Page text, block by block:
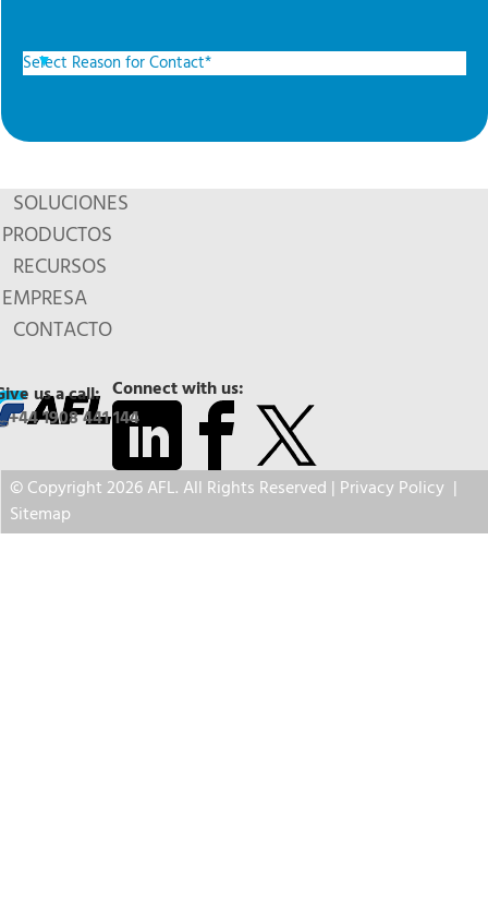
SOLUCIONES
PRODUCTOS
RECURSOS
EMPRESA
CONTACTO
Connect with us:
us a call:
+44 1908 441 144
© Copyright 2026 AFL. All Rights Reserved | Privacy Policy |
Sitemap